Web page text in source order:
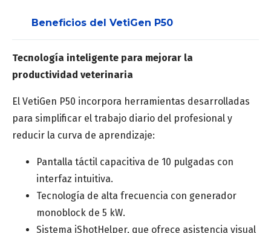
Número de teléfono
Provincia*
Beneficios del VetiGen P50
Tecnología inteligente para mejorar la
productividad veterinaria
El VetiGen P50 incorpora herramientas desarrolladas
para simplificar el trabajo diario del profesional y
reducir la curva de aprendizaje:
Pantalla táctil capacitiva de 10 pulgadas con
interfaz intuitiva.
Tecnología de alta frecuencia con generador
monoblock de 5 kW.
Sistema iShotHelper, que ofrece asistencia visual